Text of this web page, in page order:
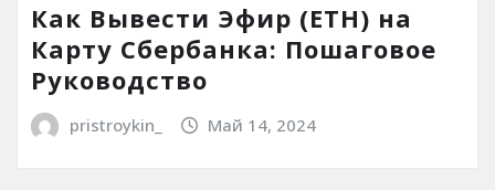
Как Вывести Эфир (ETH) на
Карту Сбербанка: Пошаговое
Руководство
pristroykin_ Май 14, 2024